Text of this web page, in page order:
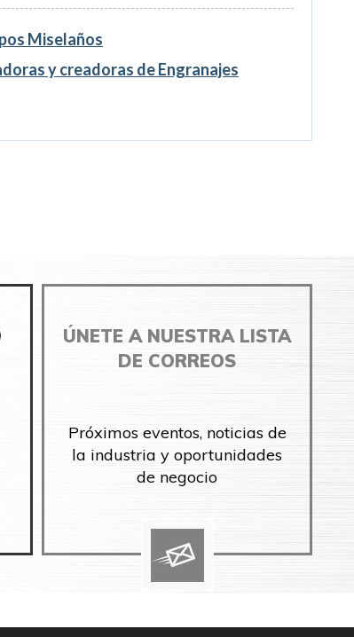
Miselaños
y creadoras de Engranajes
ÚNETE A NUESTRA LISTA
DE CORREOS
Próximos eventos, noticias de
la industria y oportunidades
de negocio